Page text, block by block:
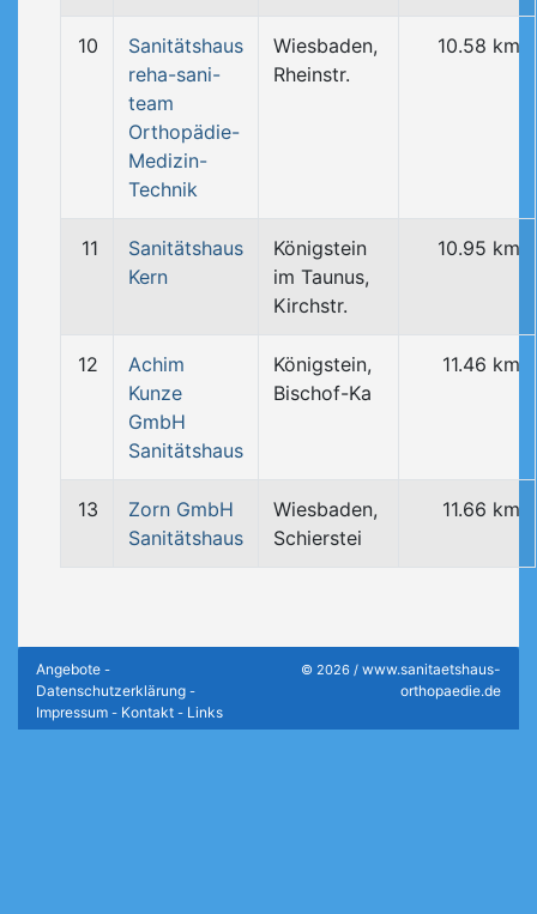
10
Sanitätshaus
reha-sani-
team
Orthopädie-
Medizin-
Technik
Wiesbaden,
Rheinstr.
10.58 km
11
Sanitätshaus
Kern
Königstein
im Taunus,
Kirchstr.
10.95 km
12
Achim
Kunze
GmbH
Sanitätshaus
Königstein,
Bischof-Ka
11.46 km
13
Zorn GmbH
Sanitätshaus
Wiesbaden,
Schierstei
11.66 km
Angebote -
Datenschutzerklärung -
Impressum - Kontakt - Links
© 2026 / www.sanitaetshaus-
orthopaedie.de